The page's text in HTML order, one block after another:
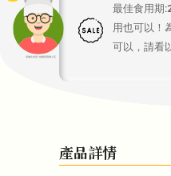
頭像生成器: 快樂家庭網上店
最佳食用期
用也可以！
可以，請看
產品詳情